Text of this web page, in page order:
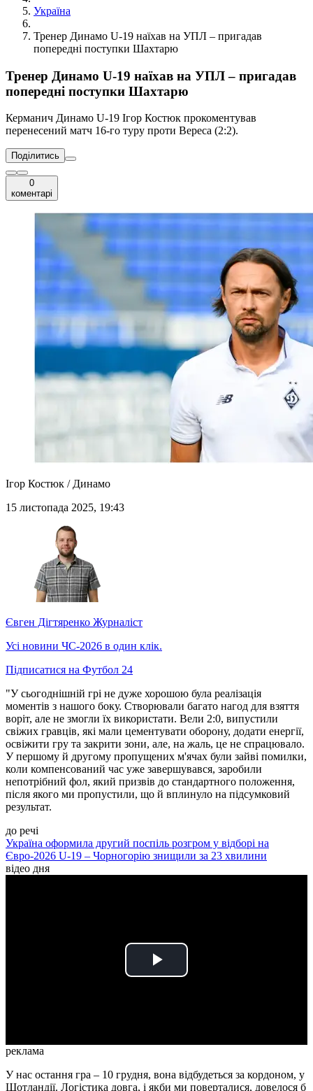
Україна
Тренер Динамо U-19 наїхав на УПЛ – пригадав
попередні поступки Шахтарю
Тренер Динамо U-19 наїхав на УПЛ – пригадав
попередні поступки Шахтарю
Керманич Динамо U-19 Ігор Костюк прокоментував
перенесений матч 16-го туру проти Вереса (2:2).
Поділитись
0
коментарі
Ігор Костюк / Динамо
15 листопада 2025, 19:43
Євген Дігтяренко Журналіст
Усі новини ЧС-2026 в один клік.
Підписатися на Футбол 24
"У сьогоднішній грі не дуже хорошою була реалізація
моментів з нашого боку. Створювали багато нагод для взяття
воріт, але не змогли їх використати. Вели 2:0, випустили
свіжих гравців, які мали цементувати оборону, додати енергії,
освіжити гру та закрити зони, але, на жаль, це не спрацювало.
У першому й другому пропущених м'ячах були зайві помилки,
коли компенсований час уже завершувався, заробили
непотрібний фол, який призвів до стандартного положення,
після якого ми пропустили, що й вплинуло на підсумковий
результат.
до речі
Україна оформила другий поспіль розгром у відборі на
Євро-2026 U-19 – Чорногорію знищили за 23 хвилини
відео дня
Play
реклама
У нас остання гра – 10 грудня, вона відбудеться за кордоном, у
Шотландії. Логістика довга, і якби ми поверталися, довелося б